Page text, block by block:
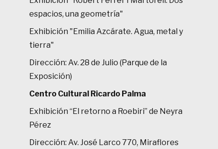
espacios, una geometría"
Exhibición "Emilia Azcárate. Agua, metal y
tierra"
Dirección: Av. 28 de Julio (Parque de la
Exposición)
Centro Cultural Ricardo Palma
Exhibición “El retorno a Roebiri” de Neyra
Pérez
Dirección: Av. José Larco 770, Miraflores